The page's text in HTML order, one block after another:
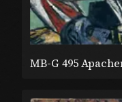
MB-G 495